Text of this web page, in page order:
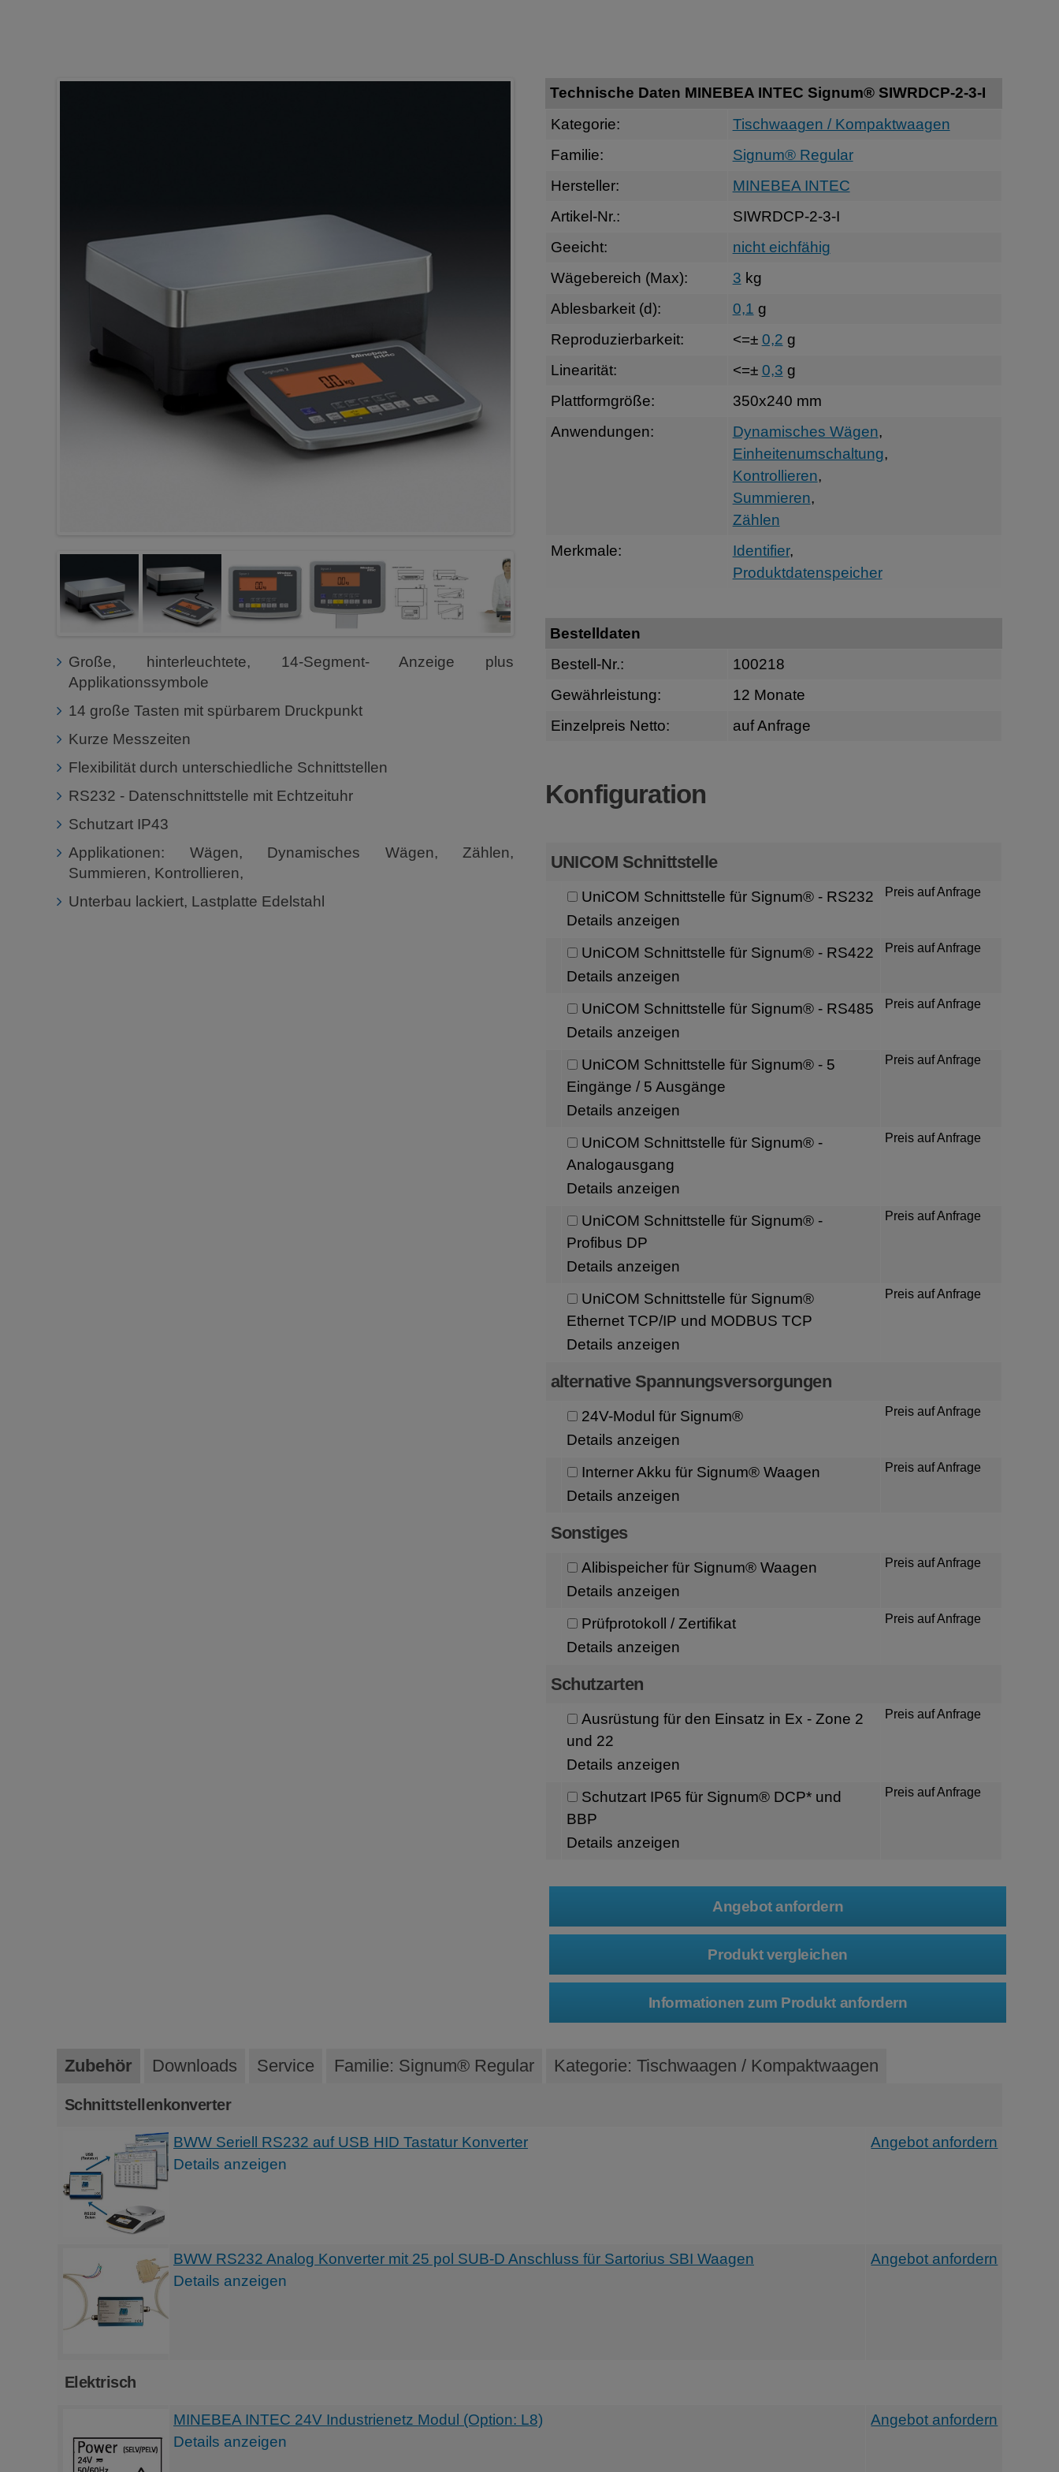
Große, hinterleuchtete, 14-Segment- Anzeige plus
Applikationssymbole
14 große Tasten mit spürbarem Druckpunkt
Kurze Messzeiten
Flexibilität durch unterschiedliche Schnittstellen
RS232 - Datenschnittstelle mit Echtzeituhr
Schutzart IP43
Applikationen: Wägen, Dynamisches Wägen, Zählen,
Summieren, Kontrollieren,
Unterbau lackiert, Lastplatte Edelstahl
Technische Daten MINEBEA INTEC Signum® SIWRDCP-2-3-I
Kategorie:
Tischwaagen / Kompaktwaagen
Familie:
Signum® Regular
Hersteller:
MINEBEA INTEC
Artikel-Nr.:
SIWRDCP-2-3-I
Geeicht:
nicht eichfähig
Wägebereich (Max):
3 kg
Ablesbarkeit (d):
0,1 g
Reproduzierbarkeit:
<=± 0,2 g
Linearität:
<=± 0,3 g
Plattformgröße:
350x240 mm
Anwendungen:
Dynamisches Wägen,
Einheitenumschaltung,
Kontrollieren,
Summieren,
Zählen
Merkmale:
Identifier,
Produktdatenspeicher
Bestelldaten
Bestell-Nr.:
100218
Gewährleistung:
12 Monate
Einzelpreis Netto:
auf Anfrage
Konfiguration
UNICOM Schnittstelle
UniCOM Schnittstelle für Signum® - RS232
Details anzeigen
Preis auf Anfrage
UniCOM Schnittstelle für Signum® - RS422
Details anzeigen
Preis auf Anfrage
UniCOM Schnittstelle für Signum® - RS485
Details anzeigen
Preis auf Anfrage
UniCOM Schnittstelle für Signum® - 5
Eingänge / 5 Ausgänge
Details anzeigen
Preis auf Anfrage
UniCOM Schnittstelle für Signum® -
Analogausgang
Details anzeigen
Preis auf Anfrage
UniCOM Schnittstelle für Signum® -
Profibus DP
Details anzeigen
Preis auf Anfrage
UniCOM Schnittstelle für Signum®
Ethernet TCP/IP und MODBUS TCP
Details anzeigen
Preis auf Anfrage
alternative Spannungsversorgungen
24V-Modul für Signum®
Details anzeigen
Preis auf Anfrage
Interner Akku für Signum® Waagen
Details anzeigen
Preis auf Anfrage
Sonstiges
Alibispeicher für Signum® Waagen
Details anzeigen
Preis auf Anfrage
Prüfprotokoll / Zertifikat
Details anzeigen
Preis auf Anfrage
Schutzarten
Ausrüstung für den Einsatz in Ex - Zone 2
und 22
Details anzeigen
Preis auf Anfrage
Schutzart IP65 für Signum® DCP* und
BBP
Details anzeigen
Preis auf Anfrage
Zubehör Downloads Service Familie: Signum® Regular Kategorie: Tischwaagen / Kompaktwaagen
Schnittstellenkonverter
BWW Seriell RS232 auf USB HID Tastatur Konverter
Details anzeigen
Angebot anfordern
BWW RS232 Analog Konverter mit 25 pol SUB-D Anschluss für Sartorius SBI Waagen
Details anzeigen
Angebot anfordern
Elektrisch
MINEBEA INTEC 24V Industrienetz Modul (Option: L8)
Details anzeigen
Angebot anfordern